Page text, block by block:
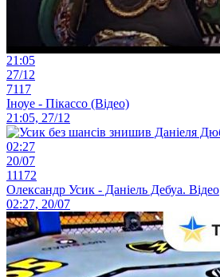
21:05
27/12
7117
Іноуе - Пікассо (Відео)
21:05, 27/12
02:27
20/07
11172
Олександр Усик - Даніель Дебуа. Відео
02:27, 20/07